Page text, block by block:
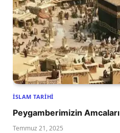
İSLAM TARIHI
Peygamberimizin Amcaları
Temmuz 21, 2025